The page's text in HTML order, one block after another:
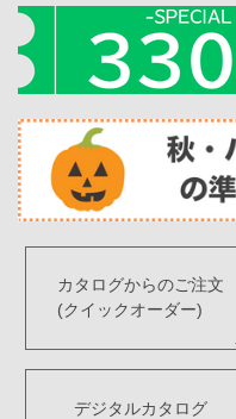
カタログからのご注文
(クイックオーダー)
デジタルカタログ